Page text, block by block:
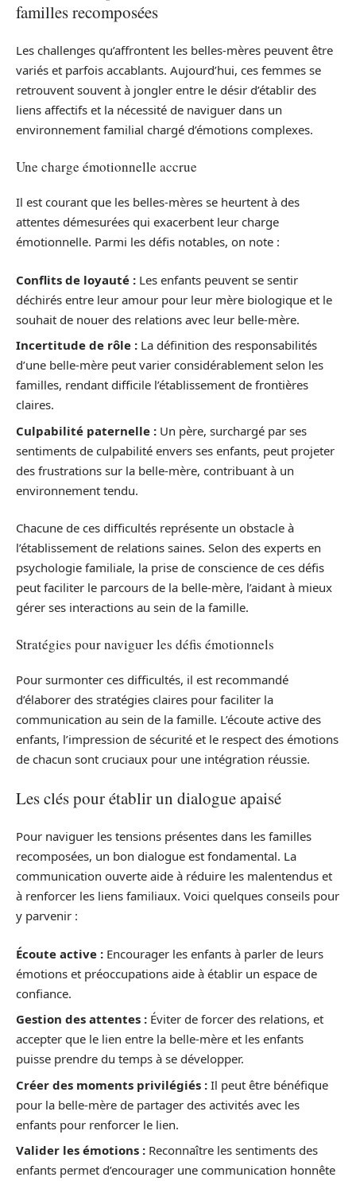
familles recomposées
Les challenges qu’affrontent les belles-mères peuvent être
variés et parfois accablants. Aujourd’hui, ces femmes se
retrouvent souvent à jongler entre le désir d’établir des
liens affectifs et la nécessité de naviguer dans un
environnement familial chargé d’émotions complexes.
Une charge émotionnelle accrue
Il est courant que les belles-mères se heurtent à des
attentes démesurées qui exacerbent leur charge
émotionnelle. Parmi les défis notables, on note :
Conflits de loyauté : Les enfants peuvent se sentir
déchirés entre leur amour pour leur mère biologique et le
souhait de nouer des relations avec leur belle-mère.
Incertitude de rôle : La définition des responsabilités
d’une belle-mère peut varier considérablement selon les
familles, rendant difficile l’établissement de frontières
claires.
Culpabilité paternelle : Un père, surchargé par ses
sentiments de culpabilité envers ses enfants, peut projeter
des frustrations sur la belle-mère, contribuant à un
environnement tendu.
Chacune de ces difficultés représente un obstacle à
l’établissement de relations saines. Selon des experts en
psychologie familiale, la prise de conscience de ces défis
peut faciliter le parcours de la belle-mère, l’aidant à mieux
gérer ses interactions au sein de la famille.
Stratégies pour naviguer les défis émotionnels
Pour surmonter ces difficultés, il est recommandé
d’élaborer des stratégies claires pour faciliter la
communication au sein de la famille. L’écoute active des
enfants, l’impression de sécurité et le respect des émotions
de chacun sont cruciaux pour une intégration réussie.
Les clés pour établir un dialogue apaisé
Pour naviguer les tensions présentes dans les familles
recomposées, un bon dialogue est fondamental. La
communication ouverte aide à réduire les malentendus et
à renforcer les liens familiaux. Voici quelques conseils pour
y parvenir :
Écoute active : Encourager les enfants à parler de leurs
émotions et préoccupations aide à établir un espace de
confiance.
Gestion des attentes : Éviter de forcer des relations, et
accepter que le lien entre la belle-mère et les enfants
puisse prendre du temps à se développer.
Créer des moments privilégiés : Il peut être bénéfique
pour la belle-mère de partager des activités avec les
enfants pour renforcer le lien.
Valider les émotions : Reconnaître les sentiments des
enfants permet d’encourager une communication honnête